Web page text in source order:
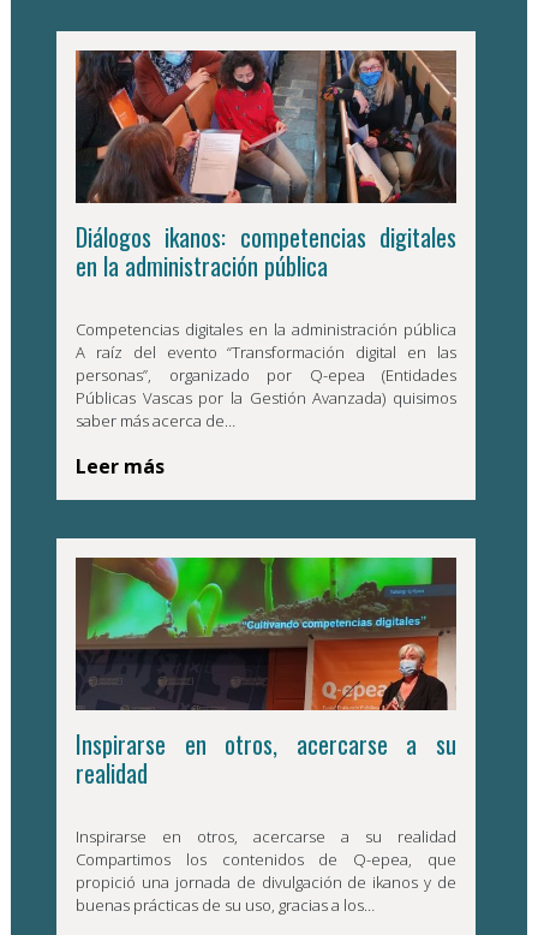
Diálogos ikanos: competencias digitales
en la administración pública
Competencias digitales en la administración pública
A raíz del evento “Transformación digital en las
personas”, organizado por Q-epea (Entidades
Públicas Vascas por la Gestión Avanzada) quisimos
saber más acerca de…
Leer más
Inspirarse en otros, acercarse a su
realidad
Inspirarse en otros, acercarse a su realidad
Compartimos los contenidos de Q-epea, que
propició una jornada de divulgación de ikanos y de
buenas prácticas de su uso, gracias a los…